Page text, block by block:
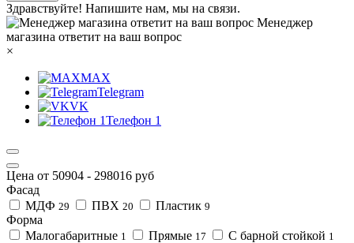
Здравствуйте! Напишите нам, мы на связи.
Менеджер
магазина ответит на ваш вопрос
×
MAX
Telegram
VK
Телефон 1
Цена от 50904 - 298016 руб
Фасад
МДФ 29 ПВХ 20 Пластик 9
Форма
Малогабаритные 1 Прямые 17 С барной стойкой 1